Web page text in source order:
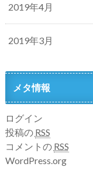
2019年4月
2019年3月
メタ情報
ログイン
投稿の RSS
コメントの RSS
WordPress.org